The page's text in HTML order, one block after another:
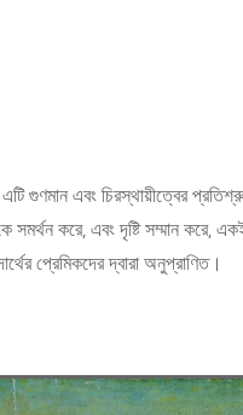
গুণমান এবং চিরস্থায়ীত্বের
সমর্থন করে, এবং দৃষ্টি সম্মান করে,
প্রেমিকদের দ্বারা অনুপ্রাণিত।